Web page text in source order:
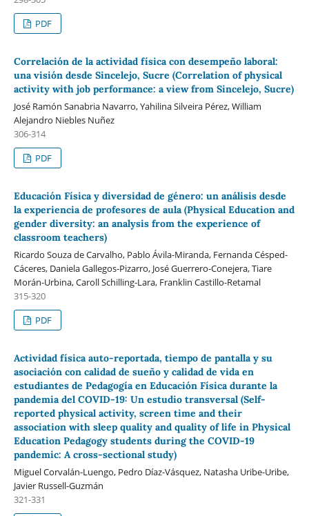
PDF
Correlación de la actividad física con desempeño laboral:
una visión desde Sincelejo, Sucre (Correlation of physical
activity with job performance: a view from Sincelejo, Sucre)
José Ramón Sanabria Navarro, Yahilina Silveira Pérez, William
Alejandro Niebles Nuñez
306-314
PDF
Educación Física y diversidad de género: un análisis desde
la experiencia de profesores de aula (Physical Education and
gender diversity: an analysis from the experience of
classroom teachers)
Ricardo Souza de Carvalho, Pablo Ávila-Miranda, Fernanda Césped-
Cáceres, Daniela Gallegos-Pizarro, José Guerrero-Conejera, Tiare
Morán-Urbina, Caroll Schilling-Lara, Franklin Castillo-Retamal
315-320
PDF
Actividad física auto-reportada, tiempo de pantalla y su
asociación con calidad de sueño y calidad de vida en
estudiantes de Pedagogía en Educación Física durante la
pandemia del COVID-19: Un estudio transversal (Self-
reported physical activity, screen time and their
association with sleep quality and quality of life in Physical
Education Pedagogy students during the COVID-19
pandemic: A cross-sectional study)
Miguel Corvalán-Luengo, Pedro Díaz-Vásquez, Natasha Uribe-Uribe,
Javier Russell-Guzmán
321-331